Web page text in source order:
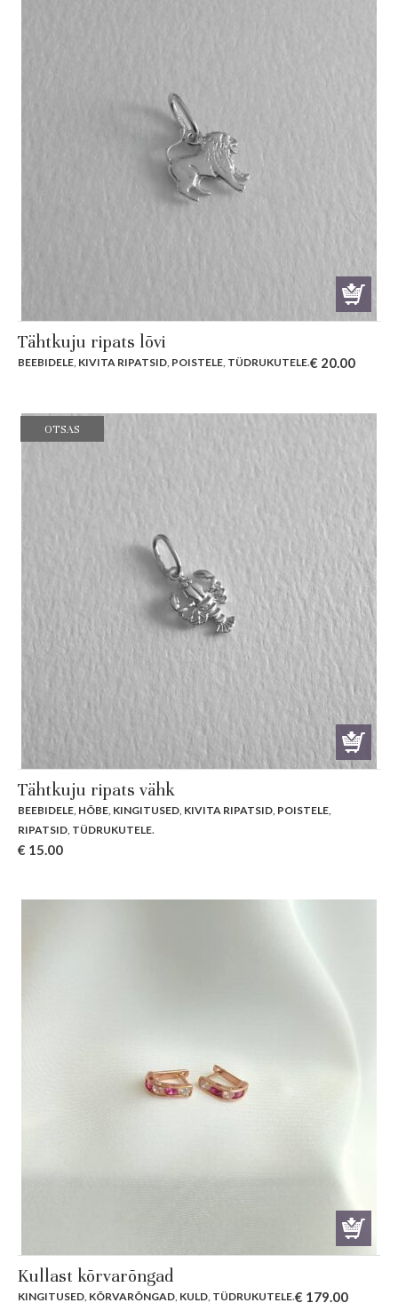
Tähtkuju ripats lõvi
BEEBIDELE, KIVITA RIPATSID, POISTELE, TÜDRUKUTELE.€ 20.00
OTSAS
Tähtkuju ripats vähk
BEEBIDELE HÕBE KINGITUSED KIVITA RIPATSID POISTELE
RIPATSID TÜDRUKUTELE.
€ 15.00
Kullast kõrvarõngad
KINGITUSED, KÕRVARÕNGAD, KULD, TÜDRUKUTELE.€ 179.00